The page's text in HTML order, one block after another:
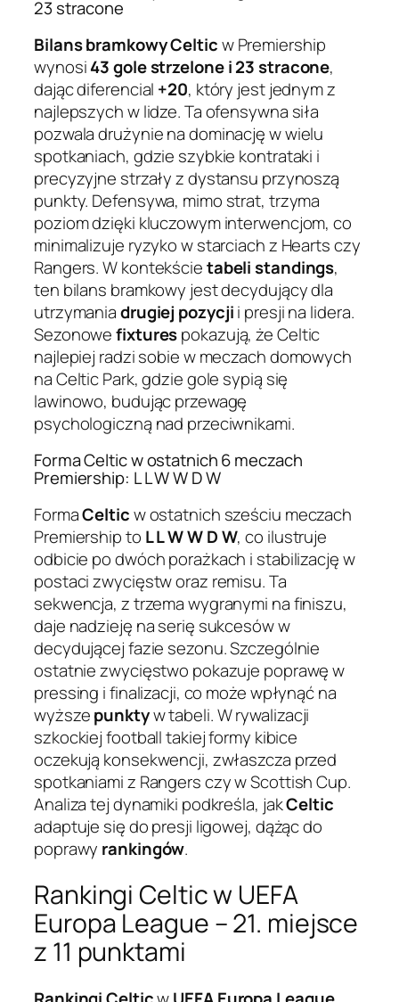
23 stracone
Bilans bramkowy Celticw Premiership
wynosi43 gole strzelone i 23 stracone,
dając diferencial +20, który jest jednym z
najlepszych w lidze. Ta ofensywna siła
pozwala drużynie na dominację w wielu
spotkaniach, gdzie szybkie kontrataki i
precyzyjne strzały z dystansu przynoszą
punkty. Defensywa, mimo strat, trzyma
poziom dzięki kluczowym interwencjom, co
minimalizuje ryzyko w starciach z Hearts czy
Rangers. W kontekścietabeli standings,
ten bilans bramkowy jest decydujący dla
utrzymaniadrugiej pozycjii presji na lidera.
Sezonowefixturespokazują, że Celtic
najlepiej radzi sobie w meczach domowych
na Celtic Park, gdzie gole sypią się
lawinowo, budując przewagę
psychologiczną nad przeciwnikami.
Forma Celtic w ostatnich 6 meczach
Premiership: L L W W D W
FormaCelticw ostatnich sześciu meczach
Premiership to L L W W D W, co ilustruje
odbicie po dwóch porażkach i stabilizację w
postaci zwycięstw oraz remisu. Ta
sekwencja, z trzema wygranymi na finiszu,
daje nadzieję na serię sukcesów w
decydującej fazie sezonu. Szczególnie
ostatnie zwycięstwo pokazuje poprawę w
pressing i finalizacji, co może wpłynąć na
wyższepunktyw tabeli. W rywalizacji
szkockiej football takiej formy kibice
oczekują konsekwencji, zwłaszcza przed
spotkaniami z Rangers czy w Scottish Cup.
Analiza tej dynamiki podkreśla, jakCeltic
adaptuje się do presji ligowej, dążąc do
poprawy rankingów.
Rankingi Celtic w UEFA
Europa League – 21. miejsce
z 11 punktami